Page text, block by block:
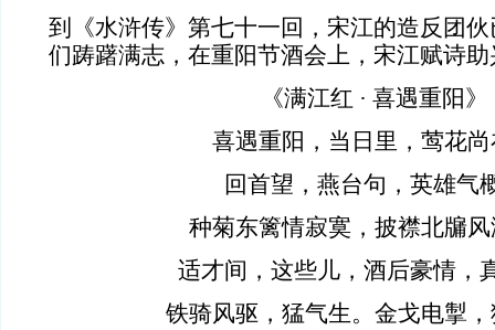
到《水浒传》第七十一回
，宋江的造反团
们踌躇满志，在重阳节酒会上，宋江赋诗助
《满江红 · 喜遇重阳》
喜遇重阳，当日里，莺花
回首望，燕台句，英雄气
种菊东篱情寂寞，披襟北牖
适才间，这些儿，酒后豪情，
铁骑风驱，猛气生。金戈电掣